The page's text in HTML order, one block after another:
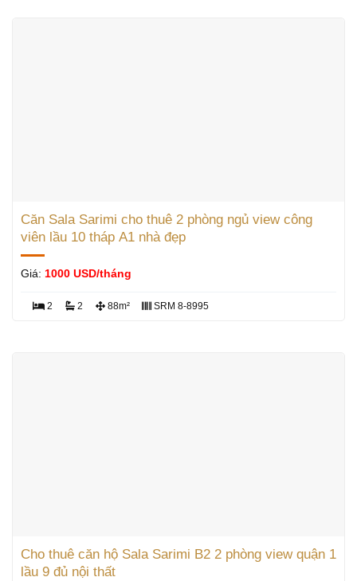
Căn Sala Sarimi cho thuê 2 phòng ngủ view công
viên lầu 10 tháp A1 nhà đẹp
Giá: 1000 USD/tháng
2 2 88m² SRM 8-8995
Cho thuê căn hộ Sala Sarimi B2 2 phòng view quận 1
lầu 9 đủ nội thất